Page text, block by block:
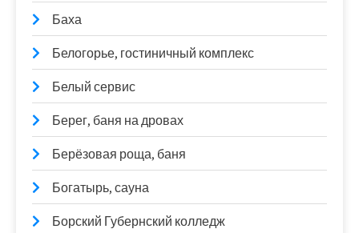
Баха
Белогорье, гостиничный комплекс
Белый сервис
Берег, баня на дровах
Берёзовая роща, баня
Богатырь, сауна
Борский Губернский колледж